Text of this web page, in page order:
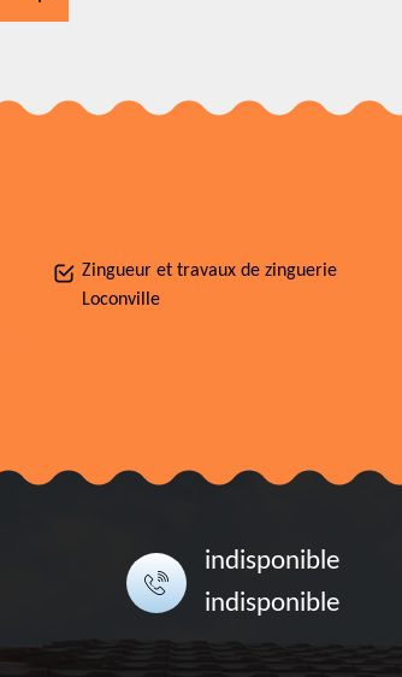
Zingueur et travaux de zinguerie
Loconville
indisponible
indisponible